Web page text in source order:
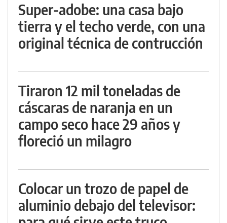
Super-adobe: una casa bajo
tierra y el techo verde, con una
original técnica de contrucción
Tiraron 12 mil toneladas de
cáscaras de naranja en un
campo seco hace 29 años y
floreció un milagro
Colocar un trozo de papel de
aluminio debajo del televisor: